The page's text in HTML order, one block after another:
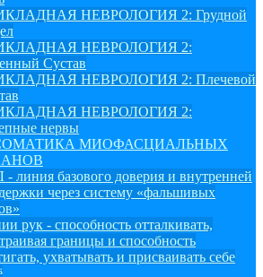
НЕВРОЛОГИЯ 2: Грудной
НЕВРОЛОГИЯ 2:
Сустав
НЕВРОЛОГИЯ 2: Плечевой
НЕВРОЛОГИЯ 2:
нервы
МИОФАСЦИАЛЬНЫХ
линия базового доверия и внутренней
через систему «фальшивых
рук - способность отталкивать,
границы и способность
ухватывать и присваивать себе